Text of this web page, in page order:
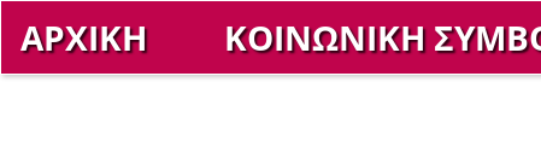
ΑΡΧΙΚΗ ΚΟΙΝΩΝΙΚΗ